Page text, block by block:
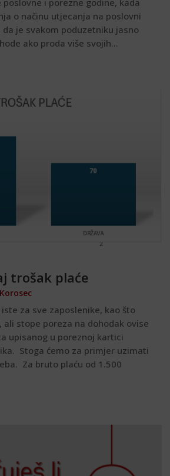
o načinu utjecanja na poslovni
je svakom poduzetniku jasno
ako proda više svojih...
trošak plaće
za sve zaposlenike, kao što
ali stope poreza na dohodak ovise
upisanog u poreznoj kartici
Stoga ćemo za primjer uzimati
Za bruto plaću od 1.500